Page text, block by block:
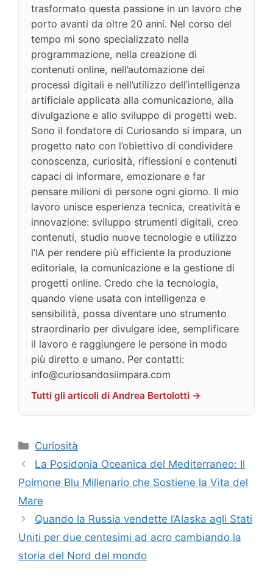
trasformato questa passione in un lavoro che
porto avanti da oltre 20 anni. Nel corso del
tempo mi sono specializzato nella
programmazione, nella creazione di
contenuti online, nell’automazione dei
processi digitali e nell’utilizzo dell’intelligenza
artificiale applicata alla comunicazione, alla
divulgazione e allo sviluppo di progetti web.
Sono il fondatore di Curiosando si impara, un
progetto nato con l’obiettivo di condividere
conoscenza, curiosità, riflessioni e contenuti
capaci di informare, emozionare e far
pensare milioni di persone ogni giorno. Il mio
lavoro unisce esperienza tecnica, creatività e
innovazione: sviluppo strumenti digitali, creo
contenuti, studio nuove tecnologie e utilizzo
l’IA per rendere più efficiente la produzione
editoriale, la comunicazione e la gestione di
progetti online. Credo che la tecnologia,
quando viene usata con intelligenza e
sensibilità, possa diventare uno strumento
straordinario per divulgare idee, semplificare
il lavoro e raggiungere le persone in modo
più diretto e umano. Per contatti:
info@curiosandosiimpara.com
Tutti gli articoli di Andrea Bertolotti →
Categorie
Curiosità
La Posidonia Oceanica del Mediterraneo: Il
Polmone Blu Millenario che Sostiene la Vita del
Mare
Quando la Russia vendette l’Alaska agli Stati
Uniti per due centesimi ad acro cambiando la
storia del Nord del mondo